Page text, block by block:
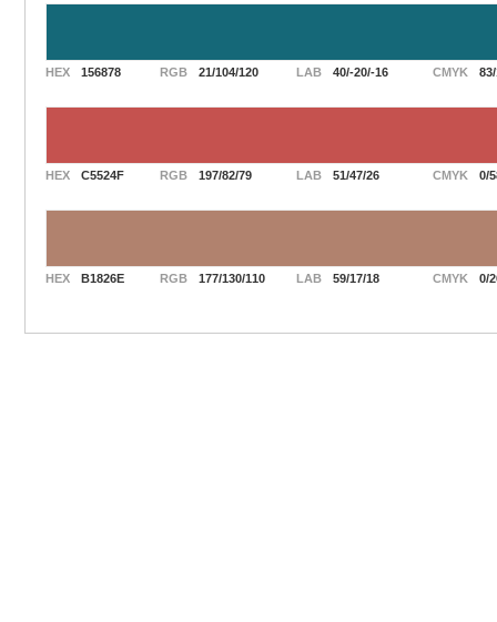
HEX 156878 RGB 21/104/120 LAB 40/-20/-16 CMYK
HEX C5524F RGB 197/82/79 LAB 51/47/26 CMYK 0/
HEX B1826E RGB 177/130/110 LAB 59/17/18 CMYK 0/